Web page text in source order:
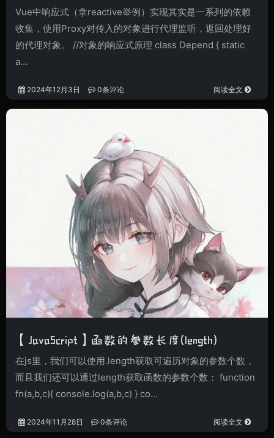
Vue中响应式（拿reactive举例）实现其实是一系列的依赖
收集，使用Proxy对传入的对象进行代理监听，返回处理好
的代理对象。 //对象的响应式原理 class Depend { static
a…
2024年12月3日 0条评论 阅读全文
【JavaScript】函数的参数长度(length)
在js里，我们可以使用.length获取可遍历对象的参数个数，
而且我们还可以通过length获取函数的参数个数： function
fn(a,b,c){ console.log(a,b,c) } co…
2024年11月28日 0条评论 阅读全文